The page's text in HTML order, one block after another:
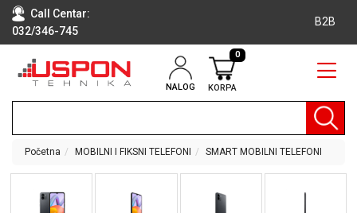
Call Centar:
032/346-745
B2B
NALOG KORPA
0
RAČUNARI
TEHNIKA
OPREMA
Početna MOBILNI I FIKSNI TELEFONI SMART MOBILNI TELEFONI